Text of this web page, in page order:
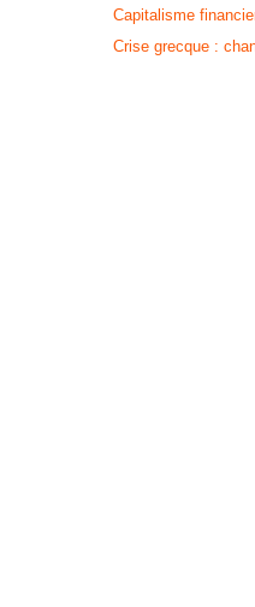
Capitalisme
Crise grecque :